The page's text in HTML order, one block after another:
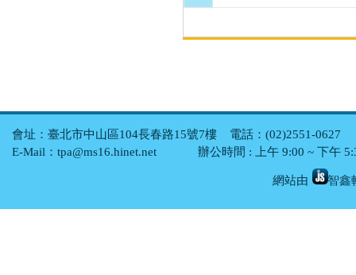
會址：臺北市中山區104長春路15號7樓 電話：(02)2551-0627
E-Mail：tpa@ms16.hinet.net 辦公時間 : 上午 9:00 ~ 下午
網站由 智鑫